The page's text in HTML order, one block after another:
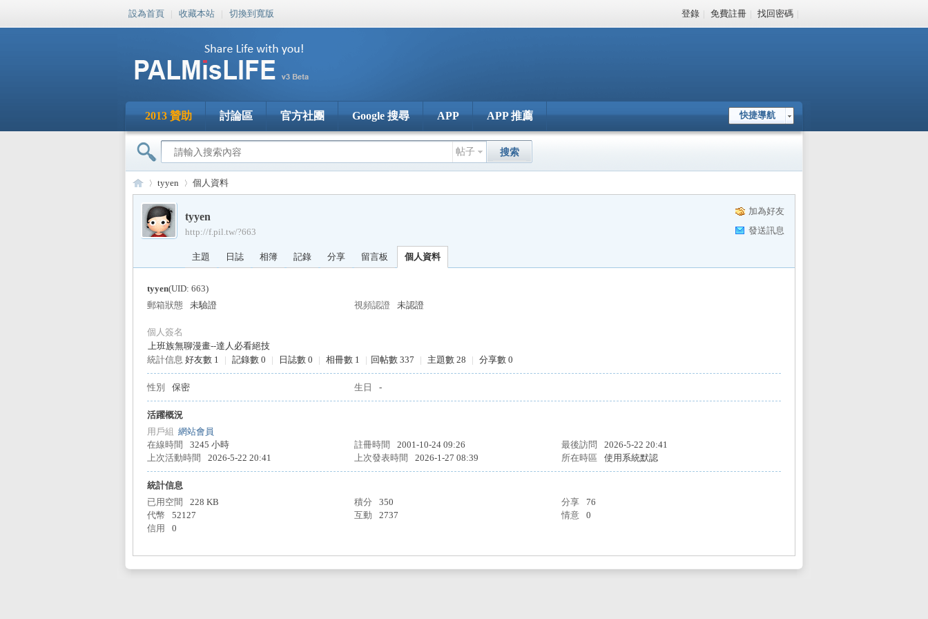
設為首頁 | 收藏本站 | 切換到寬版 登錄 | 免費註冊 | 找回密碼 |
快捷導航
2013 贊助 討論區 官方社團 Google 搜尋 APP APP 推薦
帖子 搜索
PA›
tyyen 個人資料
加為好友
發送訊息
tyyen
http://f.pil.tw/?663
主題 日誌 相簿 記錄 分享 留言板 個人資料
tyyen(UID: 663)
郵箱狀態
未驗證 視頻認證 未認證
個人簽名
上班族無聊漫畫--達人必看絕技
統計信息 好友數 1 | 記錄數 0 | 日誌數 0 | 相冊數 1 | 回帖數 337 | 主題數 28 | 分享數 0
性別 保密 生日 -
活躍概況
用戶組 網站會員
在線時間
3245 小時 註冊時間 2001-10-24 09:26 最後訪問
2026-5-22 20:41
上次活動時間
2026-5-22 20:41 上次發表時間 2026-1-27 08:39 所在時區 使用系統默認
統計信息
已用空間
228 KB 積分 350 分享
76
代幣
52127 互動 2737 情意
0
信用
0